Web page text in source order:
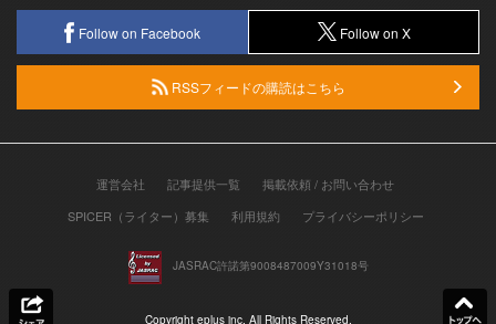
Follow on Facebook Follow on X
RSSフィードの購読はこちら
運営会社 記事提供一覧
掲載依頼 / お問い合わせ
SPICER（ライター）募集
利用規約 プライバシーポリシー
JASRAC許諾第9008487009Y31018号
Copyright eplus inc. All Rights Reserved.